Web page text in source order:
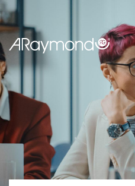
Skip
to
main
content